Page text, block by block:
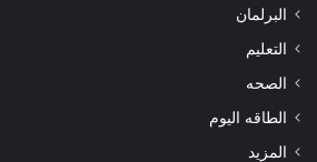
البرلمان
التعليم
الصحه
الطاقه اليوم
المزيد